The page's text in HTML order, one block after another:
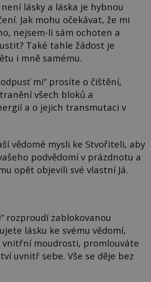
lásky a láska je hybnou
Jak mohu očekávat, že mi
nejsem-li sám ochoten a
Také tahle žádost je
i mně samému.
mi“ prosíte o čištění,
všech bloků a
a o jejich transmutaci v
vědomé mysli ke Stvořiteli, aby
podvědomí v prázdnotu a
opět objevili své vlastní Já.
rozproudí zablokovanou
lásku ke svému vědomí,
vnitřní moudrosti, promlouváte
uvnitř sebe. Vše se děje bez